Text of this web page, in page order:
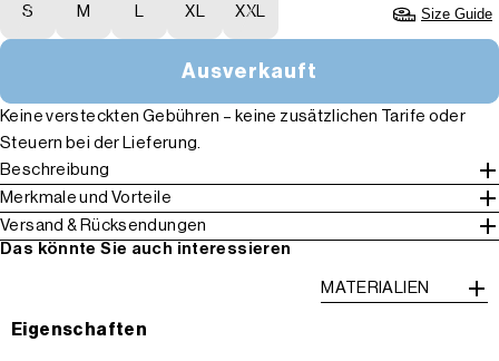
S M L XL XXL Size Guide
Ausverkauft
Keine versteckten Gebühren – keine zusätzlichen Tarife oder
Steuern bei der Lieferung.
Beschreibung
Merkmale und Vorteile
Versand & Rücksendungen
Das könnte Sie auch interessieren
Eigenschaften
MATERIALIEN